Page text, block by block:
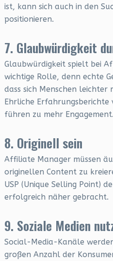
ist, kann sich auch in den
positionieren.
7. Glaubwürdigkeit
Glaubwürdigkeit spielt bei
wichtige Rolle, denn echte
dass sich Menschen leichter
Ehrliche Erfahrungsberichte
führen zu mehr Engagement.
8. Originell sein
Affiliate Manager müssen
originellen Content zu
USP (Unique Selling Point)
erfolgreich näher gebracht.
9. Soziale Medien
Social-Media-Kanäle
großen Anzahl der